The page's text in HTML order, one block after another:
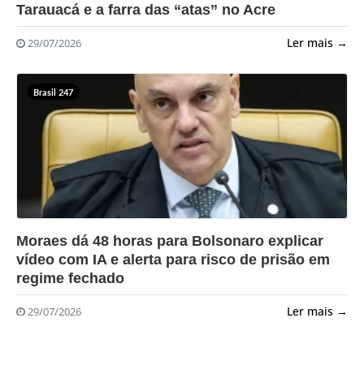
Tarauacá e a farra das “atas” no Acre
29/07/2026 Ler mais →
Brasil 247
?>
Moraes dá 48 horas para Bolsonaro explicar
vídeo com IA e alerta para risco de prisão em
regime fechado
29/07/2026 Ler mais →